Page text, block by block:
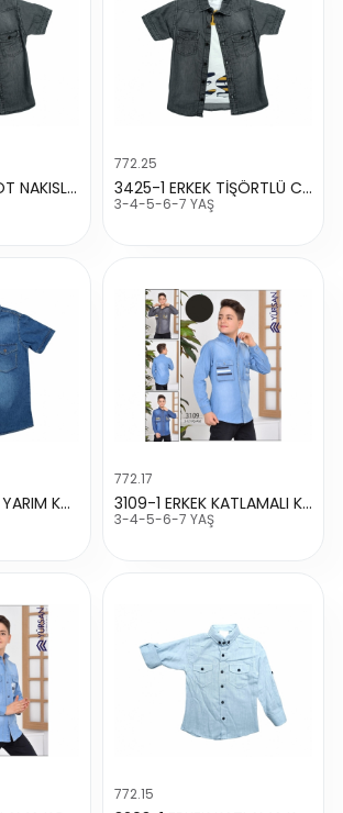
3403-1 ERKEK KOT NAKISLI GOMLEK
772.25
3425-1 ERKEK TİŞÖRTLÜ CEPLİ KOT GÖMLEK
3-4-5-6-7 YAŞ
3491 ERKEK KOT YARIM KOL GOMLEK
772.17
3109-1 ERKEK KATLAMALI KOL MOVİNG BASKILI GOMLEK
3-4-5-6-7 YAŞ
772.15